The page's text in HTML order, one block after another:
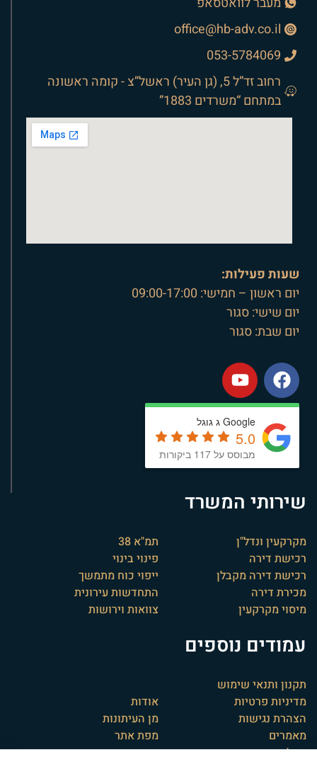
office@hb-adv.co.il
053-5784069
רחוב זד”ל 5, (גן העיר) ראשל”צ - קומה ראשונה
במתחם “משרדים 1883”
שעות פעילות:
יום ראשון – חמישי: 09:00-17:00
יום שישי: סגור
יום שבת: סגור
Google ג גוגל
5.0
מבוסס על 117 ביקורות
שירותי המשרד
מקרקעין ונדל"ן
רכישת דירה
רכישת דירה מקבלן
מכירת דירה
מיסוי מקרקעין
תמ"א 38
פינוי בינוי
ייפוי כוח מתמשך
התחדשות עירונית
צוואות וירושות
עמודים נוספים
תקנון ותנאי שימוש
מדיניות פרטיות
הצהרת נגישות
מאמרים
המלצות
אודות
מן העיתונות
מפת אתר